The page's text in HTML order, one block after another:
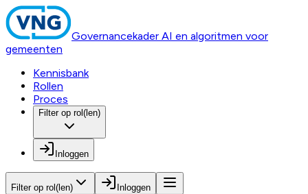
Governancekader AI en algoritmen voor
gemeenten
Kennisbank
Rollen
Proces
Filter op rol(len)
Inloggen
Filter op rol(len) Inloggen